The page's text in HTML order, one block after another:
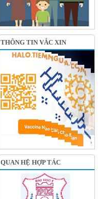
THÔNG TIN VẮC XIN
QUAN HỆ HỢP TÁC